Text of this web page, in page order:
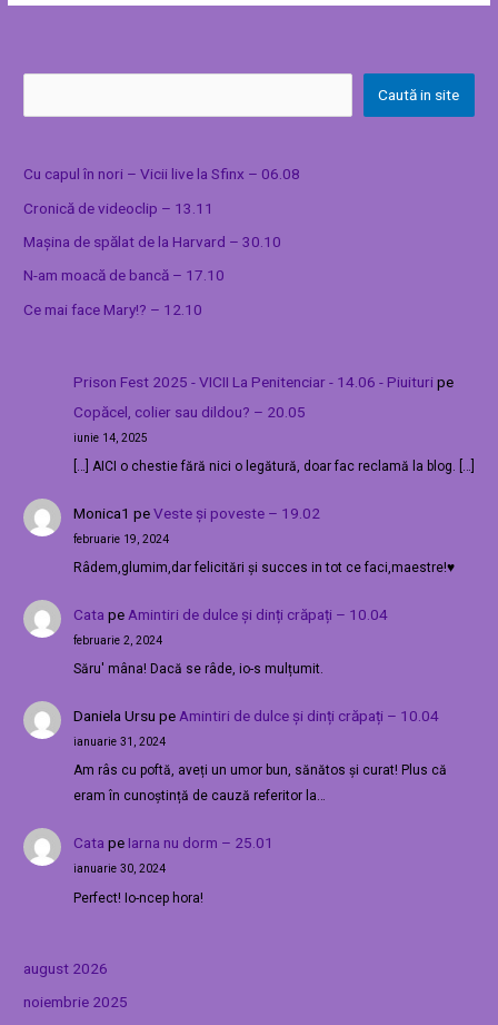
Caută in site
Cu capul în nori – Vicii live la Sfinx – 06.08
Cronică de videoclip – 13.11
Mașina de spălat de la Harvard – 30.10
N-am moacă de bancă – 17.10
Ce mai face Mary!? – 12.10
Prison Fest 2025 - VICII La Penitenciar - 14.06 - Piuituripe
Copăcel, colier sau dildou? – 20.05
iunie 14, 2025
[…] AICI o chestie fără nici o legătură, doar fac reclamă la blog. […]
Monica1 peVeste și poveste – 19.02
februarie 19, 2024
Râdem,glumim,dar felicitări și succes in tot ce faci,maestre!♥️
Cata pe Amintiri de dulce și dinți crăpați – 10.04
februarie 2, 2024
Săru' mâna! Dacă se râde, io-s mulțumit.
Daniela Ursu pe Amintiri de dulce și dinți crăpați – 10.04
ianuarie 31, 2024
Am râs cu poftă, aveți un umor bun, sănătos și curat! Plus că
eram în cunoștință de cauză referitor la…
Cata pe Iarna nu dorm – 25.01
ianuarie 30, 2024
Perfect! Io-ncep hora!
august 2026
noiembrie 2025